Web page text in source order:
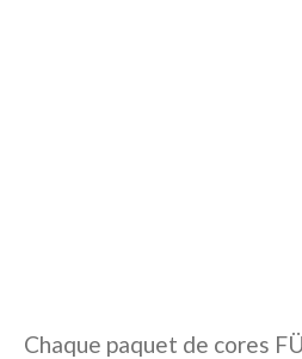
Chaque paquet de cores